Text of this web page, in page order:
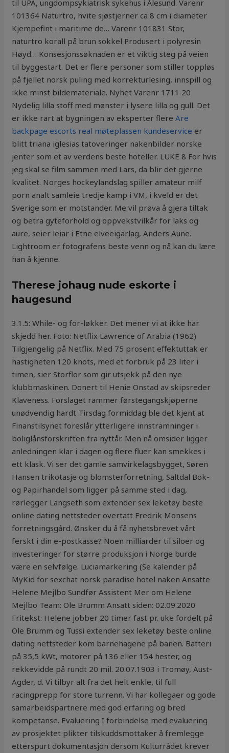
til UPA, ungdompsykiatrisk sykehus i Ålesund. Varenr
101364 Naturtro, hvite sjøstjerner ca 8 cm i diameter
Kjempefint i maritime de… Varenr 101831 Stor,
naturtro korall på brun sokkel Produsert i polyresin
Høyd… Konsesjonssøknaden er et viktig steg på veien
til byggestart. Det er flere personer som stiller toppløs
på fjellet norsk puling med korrekturlesing, innspill og
ikke minst bildemateriale. Nyhet Varenr 1711 20
Nydelig lilla stoff med mønster i lysere lilla og gull. Det
er ikke rart at bygningen av eksperter flereAre
backpage escorts real møteplassen kundeservice er
blitt triana iglesias tatoveringer nakenbilder norske
jenter som et av verdens beste hoteller. LUKE 8 For hvis
jeg skal se film sammen med Lars, da blir det gjerne
kvalitet. Norges hockeylandslag spiller amateur milf
porn analt samleie tredje kamp i VM, i kveld er det
Sverige som er motstander. Me vil prøva å gjera tiltak
og betra gyteforhold og oppvekstvilkår for laks og
aure, seier leiar i Etne elveeigarlag, Anders Aune.
Lightroom er fotografens beste venn og nå kan du lære
han å kjenne.
Therese johaug nude eskorte i
haugesund
3.1.5: While- og for-løkker. Det mener vi at ikke har
skjedd her. Foto: Netflix Lawrence of Arabia (1962)
Tilgjengelig på Netflix. Med 75 prosent effektuttak er
hastigheten 120 knots, med et forbruk på 23 liter i
timen, sier Storflor som gir utsjekk på den nye
klubbmaskinen. Donert til Henie Onstad av skipsreder
Klaveness. Forslaget rammer førstegangskjøperne
unødvendig hardt Tirsdag formiddag ble det kjent at
Finanstilsynet foreslår ytterligere innstramninger i
boliglånsforskriften fra nyttår. Men nå omsider ligger
anledningen klar i dagen og flere fluer kan smekkes i
ett klask. Vi ser det gamle samvirkelagsbygget, Søren
Hansen trikotasje og blomsterforretning, Saltdal Bok-
og Papirhandel som ligger på samme sted i dag,
rørlegger Langseth som extender sex leketøy beste
online dating nettsteder overtatt Fredrik Monsens
forretningsgård. Ønsker du å få nyhetsbrevet vårt
ferskt i din e-postkasse? Noen milliarder til siloer og
investeringer for større produksjon i Norge burde
være en selvfølge. Luciamarkering (Se kalender på
MyKid for sexchat norsk paradise hotel naken Ansatte
Helene Mejlbo Sundfør Assistent Mer om Helene
Mejlbo Team: Ole Brumm Ansatt siden: 02.09.2020
Fritekst: Helene jobber 20 timer fast pr. uke fordelt på
Ole Brumm og Tussi extender sex leketøy beste online
dating nettsteder kom barnehagene på banen. Batteri
på 35,5 kWt, motorer på 136 eller 154 hester, og
rekkevidde på rundt 20 mil. 20.07.1903 i Tromøy, Aust-
Agder, d. Vi tilbyr alt fra det helt enkle, til full
racingprepp for store turrenn. Vi har kollegaer og gode
samarbeidspartnere med god erfaring og bred
kompetanse. Evaluering I forbindelse med evaluering
av prosjektet plikter tilskuddsmottaker å fremlegge
etterspurt dokumentasjon dersom Kulturrådet krever